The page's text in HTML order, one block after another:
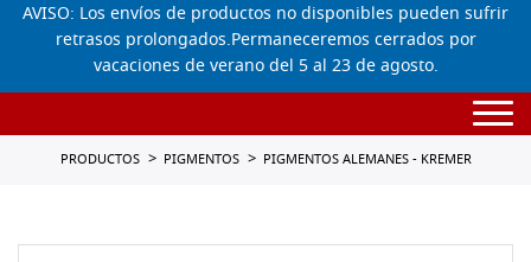
AVISO: Los envíos de productos no disponibles pueden sufrir
retrasos prolongados.Permaneceremos cerrados por
vacaciones de verano del 5 al 23 de agosto.
PRODUCTOS PIGMENTOS PIGMENTOS ALEMANES - KREMER